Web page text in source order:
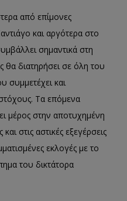
από επίμονες
και αργότερα στο
σημαντικά στη
θα διατηρήσει σε όλη του
συμμετέχει και
Τα επόμενα
μέρος στην αποτυχημένη
στις αστικές εξεγέρσεις
εκλογές με το
του δικτάτορα